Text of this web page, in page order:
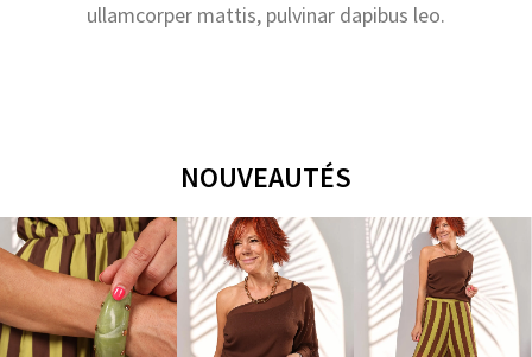
ullamcorper mattis, pulvinar dapibus leo.
NOUVEAUTÉS